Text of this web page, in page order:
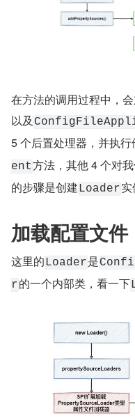
在方法的调用过程中，
以及
5 个后置处理器，并执行
ent方法，其他 4 个对
的步骤是创建Loader
加载配置文件
这里的Loader是
r的一个内部类，看一下